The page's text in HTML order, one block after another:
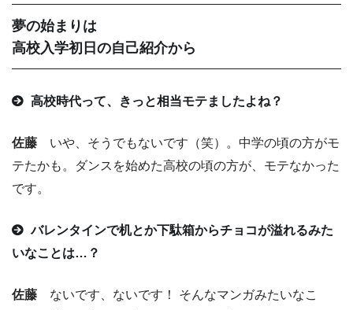
夢の始まりは
高校入学初日の自己紹介から
高校時代って、きっと相当モテましたよね？
佐藤 いや、そうでもないです（笑）。中学の頃の方がモ
テたかも。ダンスを始めた高校の頃の方が、モテなかった
です。
バレンタインで机とか下駄箱からチョコが溢れるみた
いなことは…？
佐藤 ないです、ないです！ そんなマンガみたいなこ